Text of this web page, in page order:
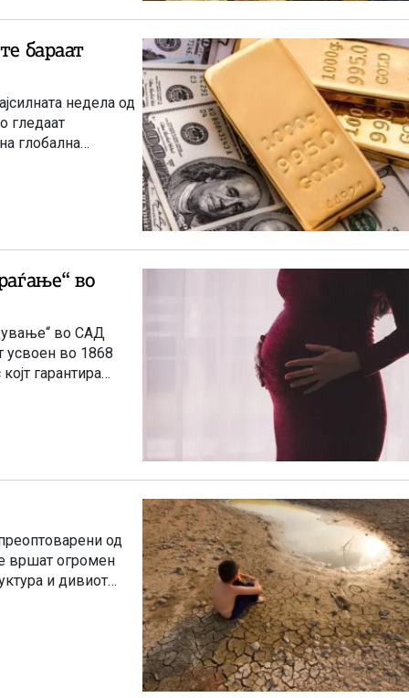
бараат
недела од
гледаат
глобална
во
во САД
усвоен во 1868
гарантира
од
вршат огромен
и дивиот